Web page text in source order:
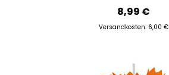
8,99 €
Versandkosten: 6,00 €